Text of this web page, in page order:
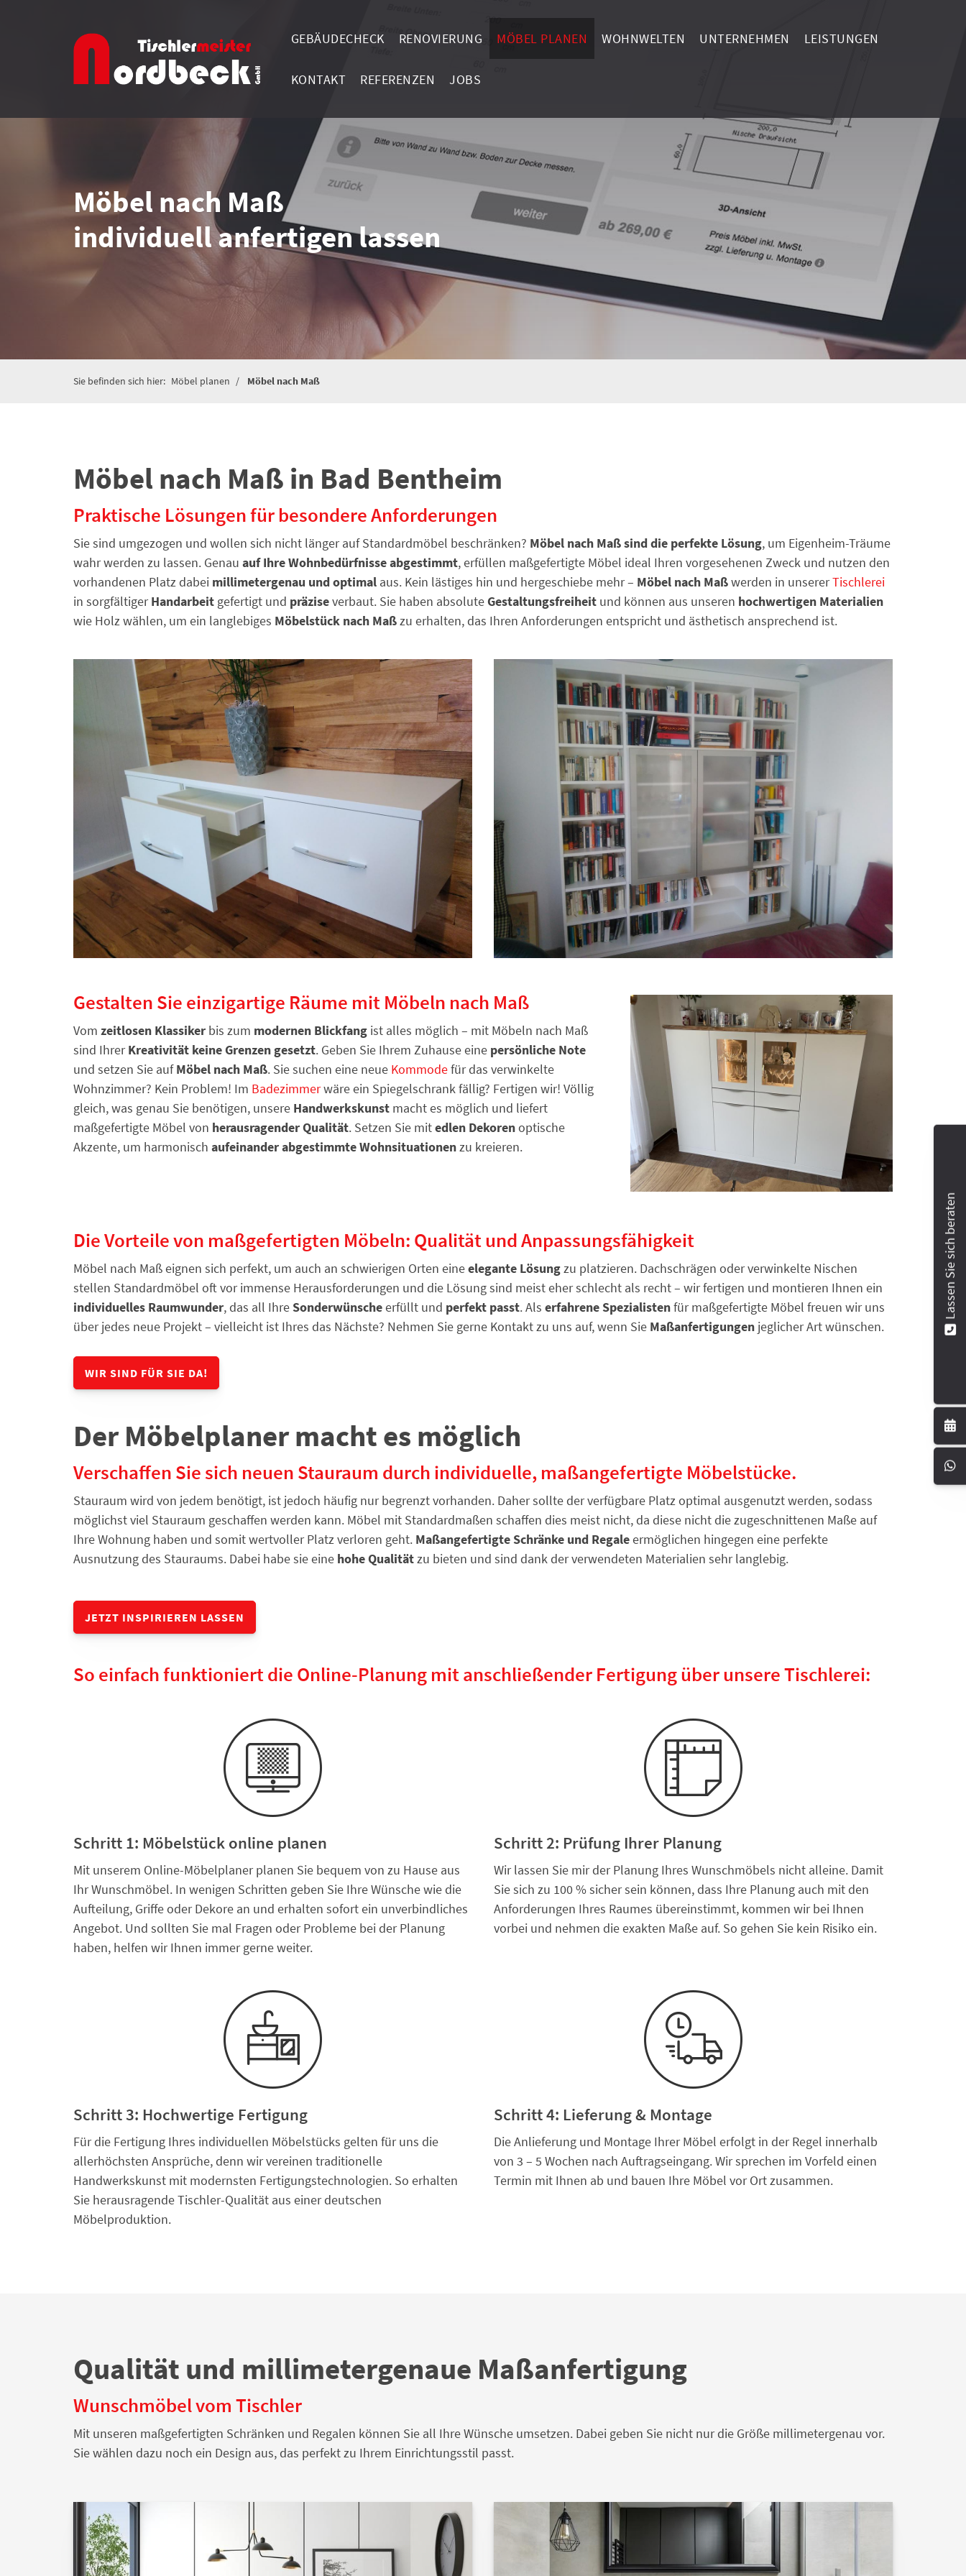
GEBÄUDECHECK RENOVIERUNG MÖBEL PLANEN WOHNWELTEN UNTERNEHMEN LEISTUNGEN
KONTAKT REFERENZEN JOBS
Möbel nach Maß
individuell anfertigen lassen
Sie befinden sich hier: Möbel planen Möbel nach Maß
Möbel nach Maß in Bad Bentheim
Praktische Lösungen für besondere Anforderungen
Sie sind umgezogen und wollen sich nicht länger auf Standardmöbel beschränken? Möbel nach Maß sind die perfekte Lösung, um Eigenheim-Träume
wahr werden zu lassen. Genau auf Ihre Wohnbedürfnisse abgestimmt, erfüllen maßgefertigte Möbel ideal Ihren vorgesehenen Zweck und nutzen den
vorhandenen Platz dabei millimetergenau und optimal aus. Kein lästiges hin und hergeschiebe mehr – Möbel nach Maßwerden in unsererTischlerei
in sorgfältigerHandarbeit gefertigt und präziseverbaut. Sie haben absoluteGestaltungsfreiheit und können aus unseren hochwertigen Materialien
wie Holz wählen, um ein langlebiges Möbelstück nach Maßzu erhalten, das Ihren Anforderungen entspricht und ästhetisch ansprechend ist.
Gestalten Sie einzigartige Räume mit Möbeln nach Maß
Vom zeitlosen Klassiker bis zum modernen Blickfang ist alles möglich – mit Möbeln nach Maß
sind IhrerKreativität keine Grenzen gesetzt. Geben Sie Ihrem Zuhause eine persönliche Note
und setzen Sie aufMöbel nach Maß. Sie suchen eine neue Kommodefür das verwinkelte
Wohnzimmer? Kein Problem! Im Badezimmerwäre ein Spiegelschrank fällig? Fertigen wir! Völlig
gleich, was genau Sie benötigen, unsere Handwerkskunst macht es möglich und liefert
maßgefertigte Möbel von herausragender Qualität. Setzen Sie mitedlen Dekorenoptische
Akzente, um harmonisch aufeinander abgestimmte Wohnsituationenzu kreieren.
Die Vorteile von maßgefertigten Möbeln: Qualität und Anpassungsfähigkeit
Möbel nach Maß eignen sich perfekt, um auch an schwierigen Orten eineelegante Lösungzu platzieren. Dachschrägen oder verwinkelte Nischen
stellen Standardmöbel oft vor immense Herausforderungen und die Lösung sind meist eher schlecht als recht – wir fertigen und montieren Ihnen ein
individuelles Raumwunder, das all IhreSonderwünscheerfüllt und perfekt passt. Als erfahrene Spezialistenfür maßgefertigte Möbel freuen wir uns
über jedes neue Projekt – vielleicht ist Ihres das Nächste? Nehmen Sie gerne Kontakt zu uns auf, wenn Sie Maßanfertigungen jeglicher Art wünschen.
WIR SIND FÜR SIE DA!
Der Möbelplaner macht es möglich
Verschaffen Sie sich neuen Stauraum durch individuelle, maßangefertigte Möbelstücke.
Stauraum wird von jedem benötigt, ist jedoch häufig nur begrenzt vorhanden. Daher sollte der verfügbare Platz optimal ausgenutzt werden, sodass
möglichst viel Stauraum geschaffen werden kann. Möbel mit Standardmaßen schaffen dies meist nicht, da diese nicht die zugeschnittenen Maße auf
Ihre Wohnung haben und somit wertvoller Platz verloren geht. Maßangefertigte Schränke und Regaleermöglichen hingegen eine perfekte
Ausnutzung des Stauraums. Dabei habe sie eine hohe Qualitätzu bieten und sind dank der verwendeten Materialien sehr langlebig.
JETZT INSPIRIEREN LASSEN
So einfach funktioniert die Online-Planung mit anschließender Fertigung über unsere Tischlerei:
Schritt 1: Möbelstück online planen
Mit unserem Online-Möbelplaner planen Sie bequem von zu Hause aus
Ihr Wunschmöbel. In wenigen Schritten geben Sie Ihre Wünsche wie die
Aufteilung, Griffe oder Dekore an und erhalten sofort ein unverbindliches
Angebot. Und sollten Sie mal Fragen oder Probleme bei der Planung
haben, helfen wir Ihnen immer gerne weiter.
Schritt 2: Prüfung Ihrer Planung
Wir lassen Sie mir der Planung Ihres Wunschmöbels nicht alleine. Damit
Sie sich zu 100 % sicher sein können, dass Ihre Planung auch mit den
Anforderungen Ihres Raumes übereinstimmt, kommen wir bei Ihnen
vorbei und nehmen die exakten Maße auf. So gehen Sie kein Risiko ein.
Schritt 3: Hochwertige Fertigung
Für die Fertigung Ihres individuellen Möbelstücks gelten für uns die
allerhöchsten Ansprüche, denn wir vereinen traditionelle
Handwerkskunst mit modernsten Fertigungstechnologien. So erhalten
Sie herausragende Tischler-Qualität aus einer deutschen
Möbelproduktion.
Schritt 4: Lieferung & Montage
Die Anlieferung und Montage Ihrer Möbel erfolgt in der Regel innerhalb
von 3 – 5 Wochen nach Auftragseingang. Wir sprechen im Vorfeld einen
Termin mit Ihnen ab und bauen Ihre Möbel vor Ort zusammen.
Qualität und millimetergenaue Maßanfertigung
Wunschmöbel vom Tischler
Mit unseren maßgefertigten Schränken und Regalen können Sie all Ihre Wünsche umsetzen. Dabei geben Sie nicht nur die Größe millimetergenau vor.
Sie wählen dazu noch ein Design aus, das perfekt zu Ihrem Einrichtungsstil passt.
Lassen Sie sich beraten